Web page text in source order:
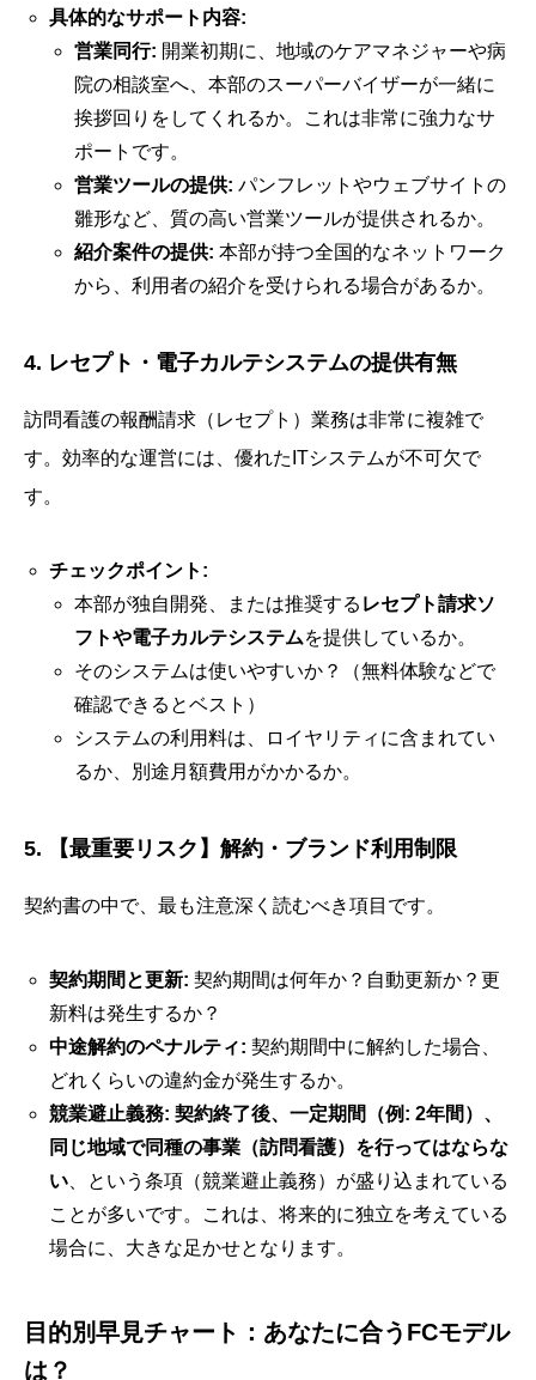
具体的なサポート内容:
営業同行: 開業初期に、地域のケアマネジャーや病
院の相談室へ、本部のスーパーバイザーが一緒に
挨拶回りをしてくれるか。これは非常に強力なサ
ポートです。
営業ツールの提供: パンフレットやウェブサイトの
雛形など、質の高い営業ツールが提供されるか。
紹介案件の提供: 本部が持つ全国的なネットワーク
から、利用者の紹介を受けられる場合があるか。
4. レセプト・電子カルテシステムの提供有無
訪問看護の報酬請求（レセプト）業務は非常に複雑で
す。効率的な運営には、優れたITシステムが不可欠で
す。
チェックポイント:
本部が独自開発、または推奨する レセプト請求ソ
フトや電子カルテシステムを提供しているか。
そのシステムは使いやすいか？（無料体験などで
確認できるとベスト）
システムの利用料は、ロイヤリティに含まれてい
るか、別途月額費用がかかるか。
5. 【最重要リスク】解約・ブランド利用制限
契約書の中で、最も注意深く読むべき項目です。
契約期間と更新: 契約期間は何年か？自動更新か？更
新料は発生するか？
中途解約のペナルティ: 契約期間中に解約した場合、
どれくらいの違約金が発生するか。
競業避止義務: 契約終了後、一定期間（例: 2年間）、
同じ地域で同種の事業（訪問看護）を行ってはならな
い、という条項（競業避止義務）が盛り込まれている
ことが多いです。これは、将来的に独立を考えている
場合に、大きな足かせとなります。
目的別早見チャート：あなたに合うFCモデル
は？